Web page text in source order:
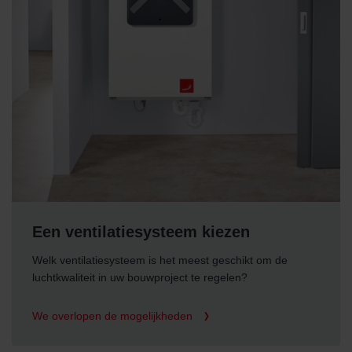
Een ventilatiesysteem kiezen
Welk ventilatiesysteem is het meest geschikt om de
luchtkwaliteit in uw bouwproject te regelen?
We overlopen de mogelijkheden